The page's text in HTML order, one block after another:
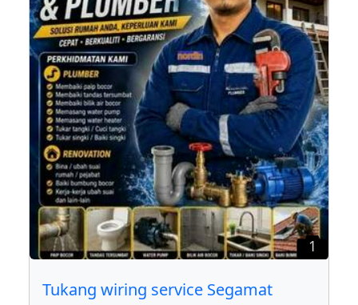
1
Tukang wiring service Segamat